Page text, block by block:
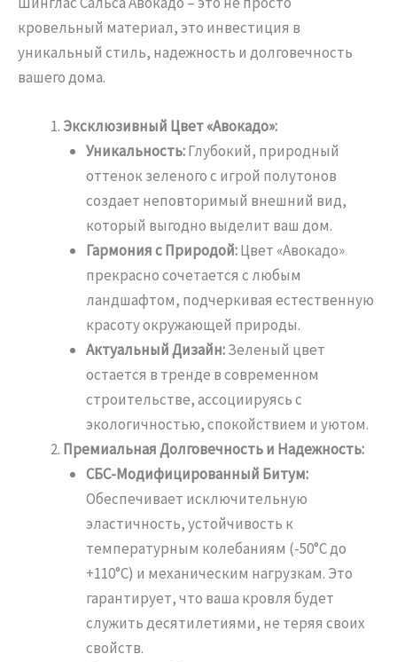
кровельный материал, это инвестиция в
уникальный стиль, надежность и долговечность
вашего дома.
Эксклюзивный Цвет «Авокадо»:
Уникальность:Глубокий, природный
оттенок зеленого с игрой полутонов
создает неповторимый внешний вид,
который выгодно выделит ваш дом.
Гармония с Природой:Цвет «Авокадо»
прекрасно сочетается с любым
ландшафтом, подчеркивая естественную
красоту окружающей природы.
Актуальный Дизайн:Зеленый цвет
остается в тренде в современном
строительстве, ассоциируясь с
экологичностью, спокойствием и уютом.
Премиальная Долговечность и Надежность:
СБС-Модифицированный Битум:
Обеспечивает исключительную
эластичность, устойчивость к
температурным колебаниям (-50°C до
+110°C) и механическим нагрузкам. Это
гарантирует, что ваша кровля будет
служить десятилетиями, не теряя своих
свойств.